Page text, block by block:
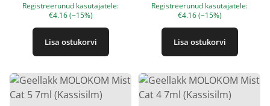
Registreerunud kasutajatele:
€4.16 (−15%)
Lisa ostukorvi
Registreerunud kasutajatele:
€4.16 (−15%)
Lisa ostukorvi